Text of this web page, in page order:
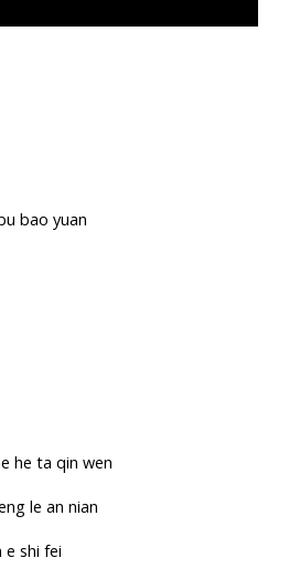
bao yuan
he ta qin wen
le an nian
e shi fei